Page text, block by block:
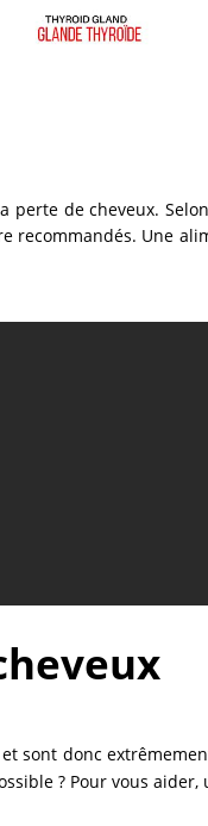
de cheveux.
recommandés. Une
sont donc
? Pour vous